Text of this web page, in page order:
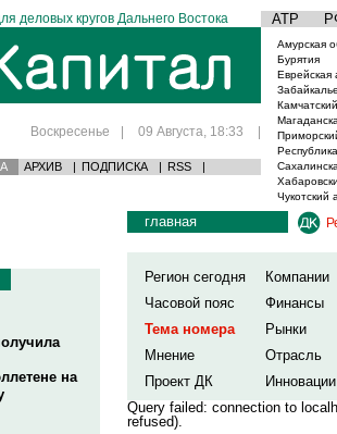
деловых кругов Дальнего Востока АТР
Воскресенье | 09 Августа, 18:33 |
АРХИВ | ПОДПИСКА | RSS |
Амурская
Бурятия
Еврейская
Чукотский
на
главная
Регион сегодня
Компании
Часовой пояс
Финансы
Тема номера
Рынки
Мнение
Отрасль
Проект ДК
Инновации
Query failed: connection to
refused).